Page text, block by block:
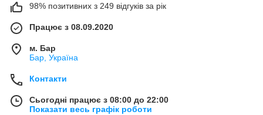
98% позитивних з 249 відгуків за рік
Працює з 08.09.2020
м. Бар
Бар, Україна
Контакти
Сьогодні працює з 08:00 до 22:00
Показати весь графік роботи